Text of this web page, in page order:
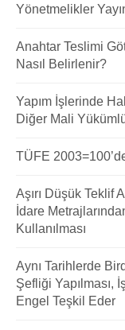
Yönetmelikler
Anahtar Teslimi
Nasıl Belirlenir?
Yapım İşlerinde
Diğer Mali
TÜFE
Aşırı Düşük Teklif
İdare
Kullanılması
Aynı Tarihlerde
Şefliği Yapılması,
Engel Teşkil Eder